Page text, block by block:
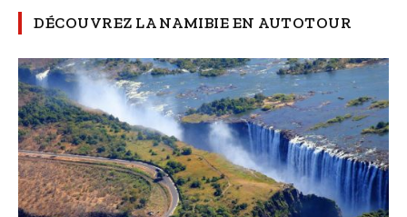
DÉCOUVREZ LA NAMIBIE EN AUTOTOUR